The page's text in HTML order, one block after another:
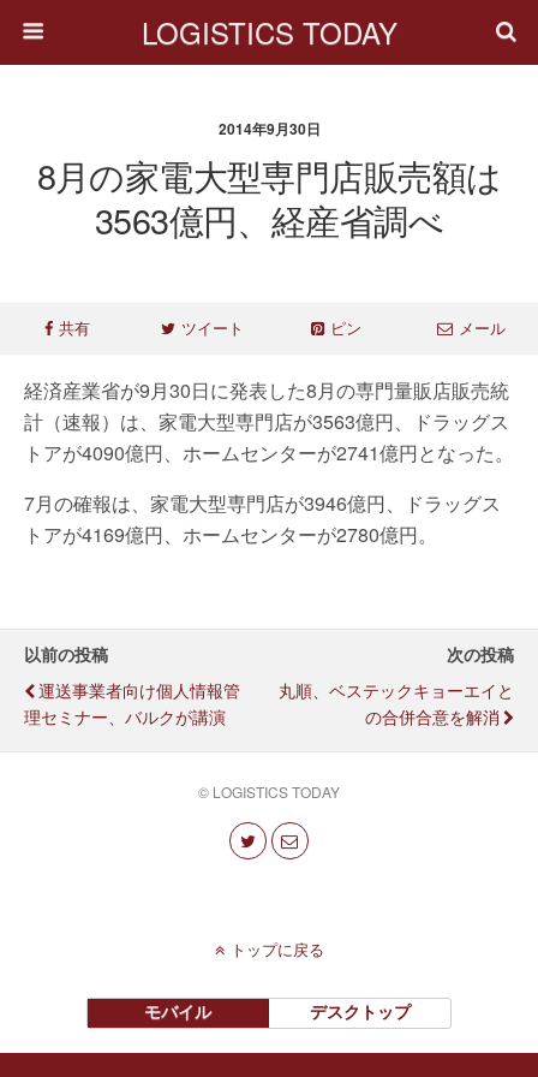
LOGISTICS TODAY
2014年9月30日
8月の家電大型専門店販売額は
3563億円、経産省調べ
共有 ツイート ピン メール
経済産業省が9月30日に発表した8月の専門量販店販売統
計（速報）は、家電大型専門店が3563億円、ドラッグス
トアが4090億円、ホームセンターが2741億円となった。
7月の確報は、家電大型専門店が3946億円、ドラッグス
トアが4169億円、ホームセンターが2780億円。
以前の投稿
運送事業者向け個人情報管
理セミナー、バルクが講演
次の投稿
丸順、ベステックキョーエイと
の合併合意を解消
© LOGISTICS TODAY
トップに戻る
モバイル デスクトップ